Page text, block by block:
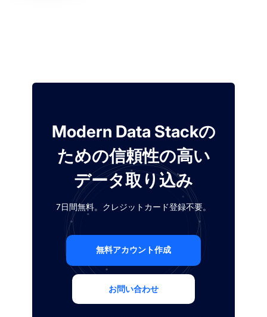
Modern Data Stackの
ための信頼性の高い
データ取り込み
7日間無料。クレジットカード登録不要。
無料アカウント作成
お問い合わせ